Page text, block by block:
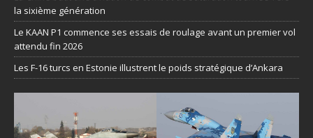
la sixième génération
Le KAAN P1 commence ses essais de roulage avant un premier vol
attendu fin 2026
Les F-16 turcs en Estonie illustrent le poids stratégique d’Ankara